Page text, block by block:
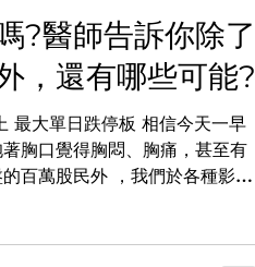
?醫師告訴你除了
，還有哪些可能?
最大單日跌停板 相信今天一早
胸口覺得胸悶、胸痛，甚至有
百萬股民外 ，我們於各種影集